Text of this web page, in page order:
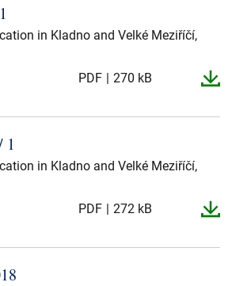
in Kladno and Velké Meziříčí,
PDF 270 kB
1
in Kladno and Velké Meziříčí,
PDF 272 kB